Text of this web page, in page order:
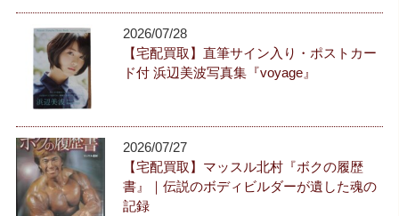
2026/07/28
【宅配買取】直筆サイン入り・ポストカー
ド付 浜辺美波写真集『voyage』
2026/07/27
【宅配買取】マッスル北村『ボクの履歴
書』｜伝説のボディビルダーが遺した魂の
記録